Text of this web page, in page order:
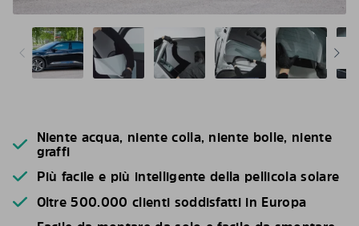
Niente acqua, niente colla, niente bolle, niente
graffi
Più facile e più intelligente della pellicola solare
Oltre 500.000 clienti soddisfatti in Europa